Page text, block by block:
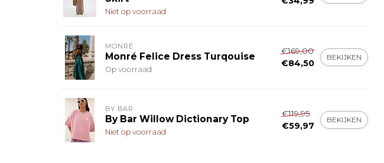
Niet op voorraad
MONRÉ
Monré Felice Dress Turqouise
Op voorraad
€169,00
€84,50
BEKIJKEN
BY BAR
By Bar Willow Dictionary Top
Niet op voorraad
€119,95
€59,97
BEKIJKEN